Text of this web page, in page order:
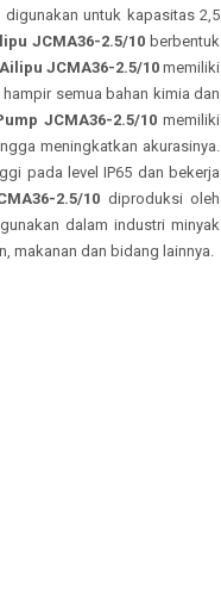
untuk kapasitas 2,5
JCMA36-2.5/10berbentuk
JCMA36-2.5/10memiliki
semua bahan kimia dan
JCMA36-2.5/10 memiliki
meningkatkan akurasinya.
pada level IP65 dan bekerja
2.5/10 diproduksi oleh
dalam industri minyak
makanan dan bidang lainnya.